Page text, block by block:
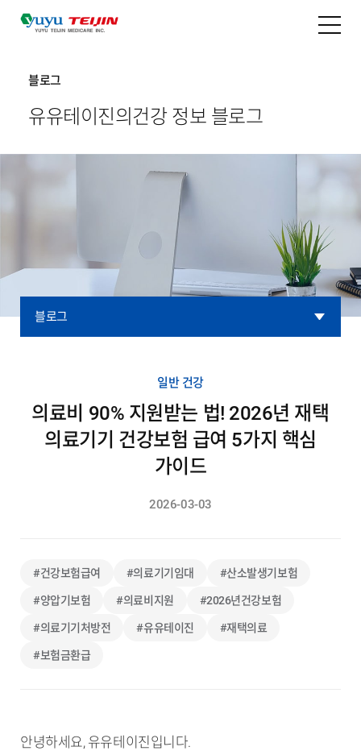
블로그
유유테이진의 건강 정보 블로그
블로그
일반 건강
의료비 90% 지원받는 법! 2026년 재택
의료기기 건강보험 급여 5가지 핵심
가이드
2026-03-03
#건강보험급여 #의료기기임대 #산소발생기보험
#양압기보험 #의료비지원 #2026년건강보험
#의료기기처방전 #유유테이진 #재택의료
#보험금환급
안녕하세요, 유유테이진입니다.